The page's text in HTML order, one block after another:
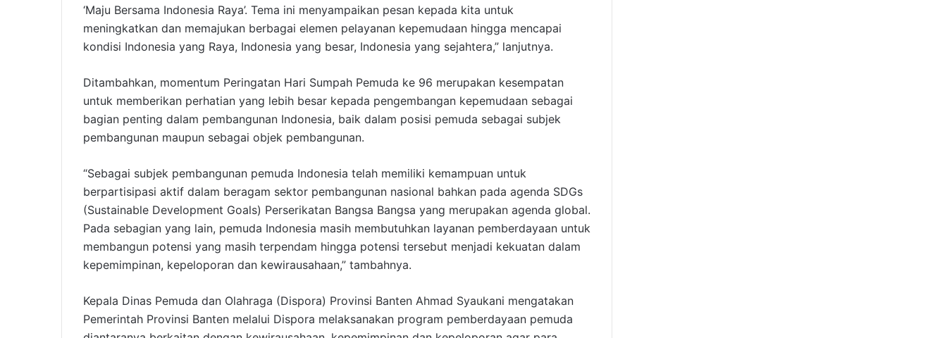
‘Maju Bersama Indonesia Raya’. Tema ini menyampaikan pesan kepada kita untuk
meningkatkan dan memajukan berbagai elemen pelayanan kepemudaan hingga mencapai
kondisi Indonesia yang Raya, Indonesia yang besar, Indonesia yang sejahtera,” lanjutnya.
Ditambahkan, momentum Peringatan Hari Sumpah Pemuda ke 96 merupakan kesempatan
untuk memberikan perhatian yang lebih besar kepada pengembangan kepemudaan sebagai
bagian penting dalam pembangunan Indonesia, baik dalam posisi pemuda sebagai subjek
pembangunan maupun sebagai objek pembangunan.
“Sebagai subjek pembangunan pemuda Indonesia telah memiliki kemampuan untuk
berpartisipasi aktif dalam beragam sektor pembangunan nasional bahkan pada agenda SDGs
(Sustainable Development Goals) Perserikatan Bangsa Bangsa yang merupakan agenda global.
Pada sebagian yang lain, pemuda Indonesia masih membutuhkan layanan pemberdayaan untuk
membangun potensi yang masih terpendam hingga potensi tersebut menjadi kekuatan dalam
kepemimpinan, kepeloporan dan kewirausahaan,” tambahnya.
Kepala Dinas Pemuda dan Olahraga (Dispora) Provinsi Banten Ahmad Syaukani mengatakan
Pemerintah Provinsi Banten melalui Dispora melaksanakan program pemberdayaan pemuda